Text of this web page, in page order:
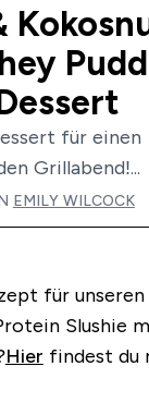
für einen
Grillabend!...
EMILY WILCOCK
für unseren
Slushie
Hier findest du